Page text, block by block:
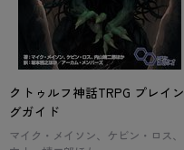
クトゥルフ神話TRPG プレイン
グガイド
マイク・メイソン、ケビン・ロス、